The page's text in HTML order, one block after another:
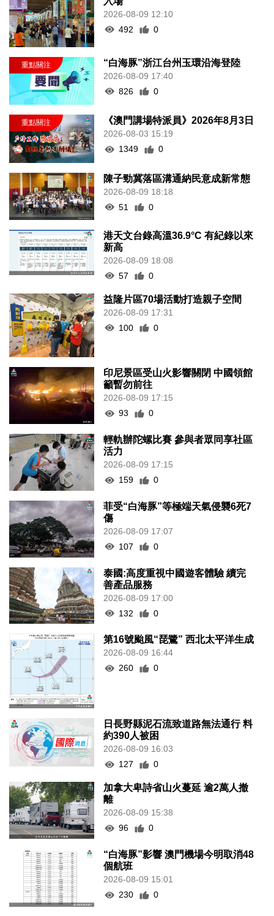
2026-08-09 12:10
492
0
“白海豚”浙江台州玉環沿海登陸
2026-08-09 17:40
826
0
《澳門講場特派員》2026年8月3日
2026-08-03 15:19
1349
0
陳子勁冀落區溝通納民意成新常態
2026-08-09 18:18
51
0
港天文台錄高溫36.9°C 有紀錄以來
新高
2026-08-09 18:08
57
0
益隆片區70場活動打造親子空間
2026-08-09 17:31
100
0
印尼景區受山火影響關閉 中國領館
籲暫勿前往
2026-08-09 17:15
93
0
輕軌辦陀螺比賽 參與者眾同享社區
活力
2026-08-09 17:15
159
0
菲受“白海豚”等極端天氣侵襲6死7
傷
2026-08-09 17:07
107
0
泰國:高度重視中國遊客體驗 續完
善產品服務
2026-08-09 17:00
132
0
第16號颱風“琵鷺” 西北太平洋生成
2026-08-09 16:44
260
0
日長野縣泥石流致道路無法通行 料
約390人被困
2026-08-09 16:03
127
0
加拿大卑詩省山火蔓延 逾2萬人撤
離
2026-08-09 15:38
96
0
“白海豚”影響 澳門機場今明取消48
個航班
2026-08-09 15:01
230
0